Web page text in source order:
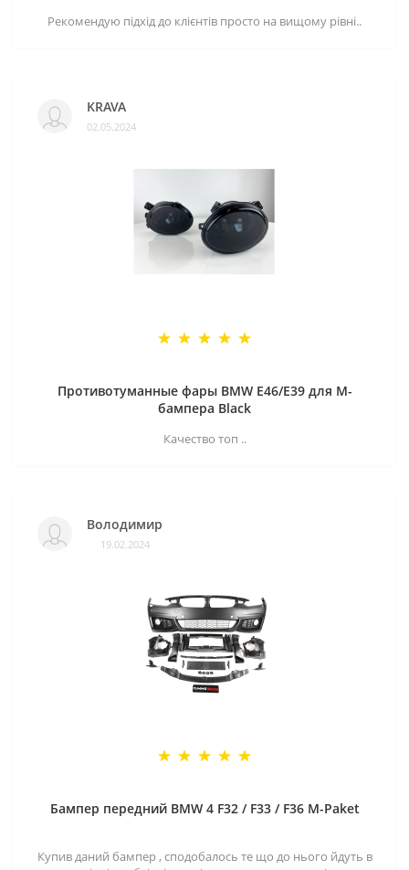
Рекомендую підхід до клієнтів просто на вищому рівні..
KRAVA
02.05.2024
Противотуманные фары BMW E46/E39 для M-
бампера Black
Качество топ ..
Володимир
19.02.2024
Бампер передний BMW 4 F32 / F33 / F36 M-Paket
Купив даний бампер , сподобалось те що до нього йдуть в